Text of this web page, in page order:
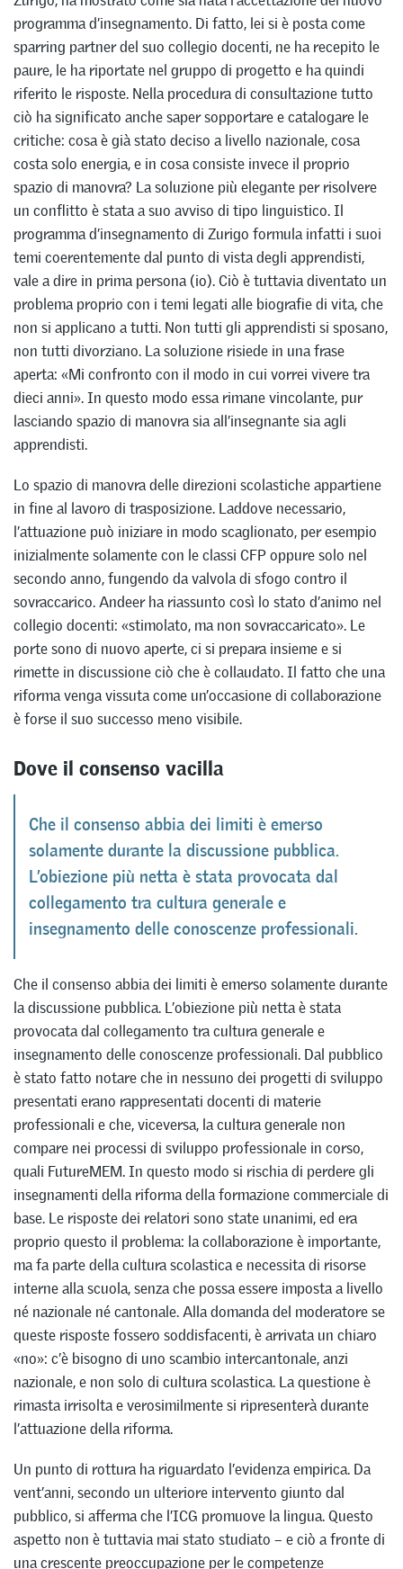
programma d’insegnamento. Di fatto, lei si è posta come
sparring partner del suo collegio docenti, ne ha recepito le
paure, le ha riportate nel gruppo di progetto e ha quindi
riferito le risposte. Nella procedura di consultazione tutto
ciò ha significato anche saper sopportare e catalogare le
critiche: cosa è già stato deciso a livello nazionale, cosa
costa solo energia, e in cosa consiste invece il proprio
spazio di manovra? La soluzione più elegante per risolvere
un conflitto è stata a suo avviso di tipo linguistico. Il
programma d’insegnamento di Zurigo formula infatti i suoi
temi coerentemente dal punto di vista degli apprendisti,
vale a dire in prima persona (io). Ciò è tuttavia diventato un
problema proprio con i temi legati alle biografie di vita, che
non si applicano a tutti. Non tutti gli apprendisti si sposano,
non tutti divorziano. La soluzione risiede in una frase
aperta: «Mi confronto con il modo in cui vorrei vivere tra
dieci anni». In questo modo essa rimane vincolante, pur
lasciando spazio di manovra sia all’insegnante sia agli
apprendisti.
Lo spazio di manovra delle direzioni scolastiche appartiene
in fine al lavoro di trasposizione. Laddove necessario,
l’attuazione può iniziare in modo scaglionato, per esempio
inizialmente solamente con le classi CFP oppure solo nel
secondo anno, fungendo da valvola di sfogo contro il
sovraccarico. Andeer ha riassunto così lo stato d’animo nel
collegio docenti: «stimolato, ma non sovraccaricato». Le
porte sono di nuovo aperte, ci si prepara insieme e si
rimette in discussione ciò che è collaudato. Il fatto che una
riforma venga vissuta come un’occasione di collaborazione
è forse il suo successo meno visibile.
Dove il consenso vacilla
Che il consenso abbia dei limiti è emerso
solamente durante la discussione pubblica.
L’obiezione più netta è stata provocata dal
collegamento tra cultura generale e
insegnamento delle conoscenze professionali.
Che il consenso abbia dei limiti è emerso solamente durante
la discussione pubblica. L’obiezione più netta è stata
provocata dal collegamento tra cultura generale e
insegnamento delle conoscenze professionali. Dal pubblico
è stato fatto notare che in nessuno dei progetti di sviluppo
presentati erano rappresentati docenti di materie
professionali e che, viceversa, la cultura generale non
compare nei processi di sviluppo professionale in corso,
quali FutureMEM. In questo modo si rischia di perdere gli
insegnamenti della riforma della formazione commerciale di
base. Le risposte dei relatori sono state unanimi, ed era
proprio questo il problema: la collaborazione è importante,
ma fa parte della cultura scolastica e necessita di risorse
interne alla scuola, senza che possa essere imposta a livello
né nazionale né cantonale. Alla domanda del moderatore se
queste risposte fossero soddisfacenti, è arrivata un chiaro
«no»: c’è bisogno di uno scambio intercantonale, anzi
nazionale, e non solo di cultura scolastica. La questione è
rimasta irrisolta e verosimilmente si ripresenterà durante
l’attuazione della riforma.
Un punto di rottura ha riguardato l’evidenza empirica. Da
vent’anni, secondo un ulteriore intervento giunto dal
pubblico, si afferma che l’ICG promuove la lingua. Questo
aspetto non è tuttavia mai stato studiato – e ciò a fronte di
una crescente preoccupazione per le competenze